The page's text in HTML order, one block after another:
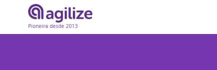
Pioneira desde 2013